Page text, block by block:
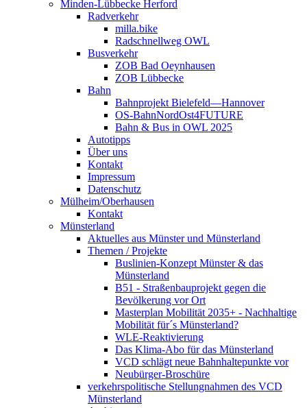
Minden-Lübbecke Herford
Radverkehr
milla.bike
Radschnellweg OWL
Busverkehr
ZOB Bad Oeynhausen
ZOB Lübbecke
Bahn
Bahnprojekt Bielefeld—Hannover
OS-BahnNordOst4FUTURE
Bahn & Bus in OWL 2025
Autotipps
Über uns
Kontakt
Impressum
Datenschutz
Mülheim/Oberhausen
Kontakt
Münsterland
Aktuelles aus Münster und Münsterland
Themen / Projekte
Buslinien-Konzept Münster & das
Münsterland
B51 - Straßenbauprojekt gegen die
Bevölkerung vor Ort
Masterplan Mobilität 2035+ - Nachhaltige
Mobilität für´s Münsterland?
WLE-Reaktivierung
Das Klima-Abo für das Münsterland
VCD schlägt neue Bahnhaltepunkte vor
Neubürger-Broschüre
verkehrspolitische Stellungnahmen des VCD
Münsterland